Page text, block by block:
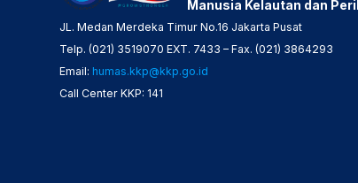
Manusia Kelautan dan
JL. Medan Merdeka Timur No.16 Jakarta Pusat
Telp. (021) 3519070 EXT. 7433 – Fax. (021) 3864293
Email: humas.kkp@kkp.go.id
Call Center KKP: 141